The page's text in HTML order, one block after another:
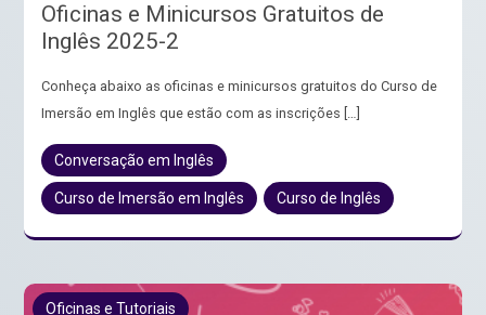
Oficinas e Minicursos Gratuitos de
Inglês 2025-2
Conheça abaixo as oficinas e minicursos gratuitos do Curso de
Imersão em Inglês que estão com as inscrições […]
Conversação em Inglês
Curso de Imersão em Inglês Curso de Inglês
Oficinas e Tutoriais